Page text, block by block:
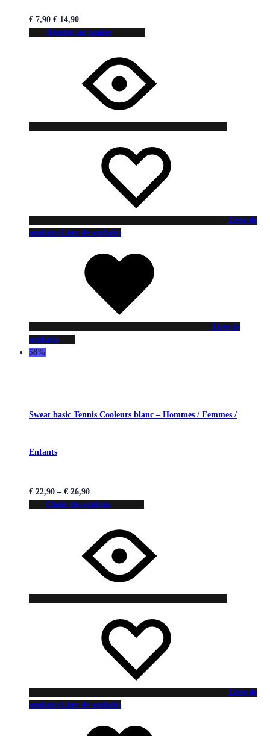
€ 7,90 €14,90
Ajouter au panier
Liste de
souhaits Liste de souhaits
Liste de
souhaits
58%
Sweat basic Tennis Cooleurs blanc – Hommes / Femmes /
Enfants
€ 22,90 – € 26,90
Choix des options
Liste de
souhaits Liste de souhaits